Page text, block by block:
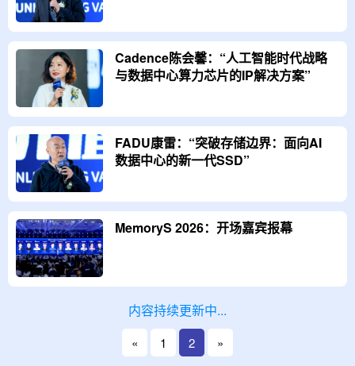
Cadence陈会馨：“人工智能时代战略
与数据中心算力芯片的IP解决方案”
FADU康雷：“突破存储边界：面向AI
数据中心的新一代SSD”
MemoryS 2026：开场嘉宾报幕
内容持续更新中...
« 1 2 »